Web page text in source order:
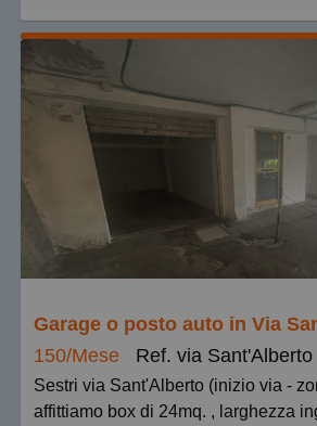
Immobiliare affitta.
150/Mese
Ref. via Sant'Alberto
Sestri via Sant'Alberto (inizio via - zona negozi)
affittiamo box di 24mq. , larghezza